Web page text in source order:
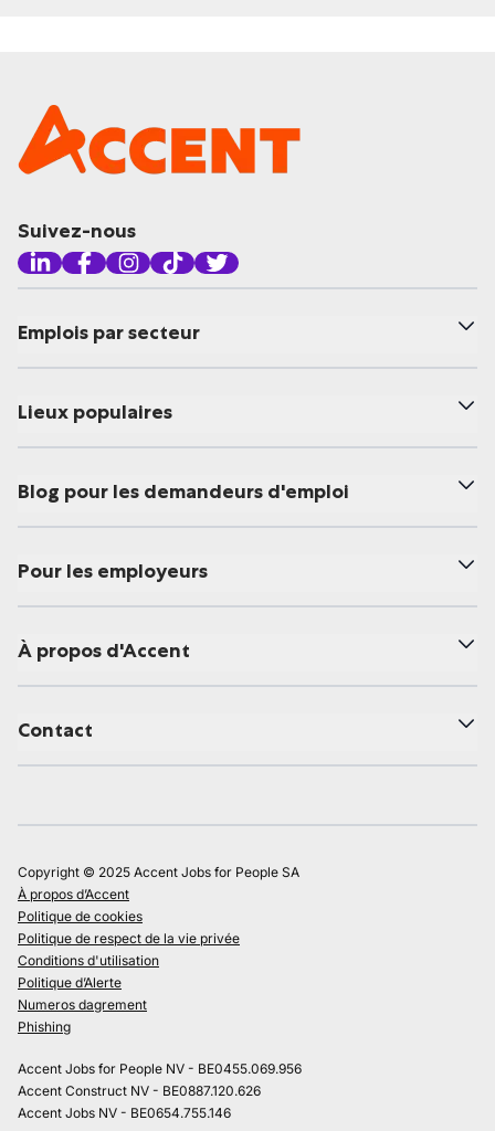
Suivez-nous
Emplois par secteur
Lieux populaires
Blog pour les demandeurs d'emploi
Pour les employeurs
À propos d'Accent
Contact
Copyright © 2025 Accent Jobs for People SA
À propos d’Accent
Politique de cookies
Politique de respect de la vie privée
Conditions d'utilisation
Politique d’Alerte
Numeros dagrement
Phishing
Accent Jobs for People NV - BE0455.069.956
Accent Construct NV - BE0887.120.626
Accent Jobs NV - BE0654.755.146